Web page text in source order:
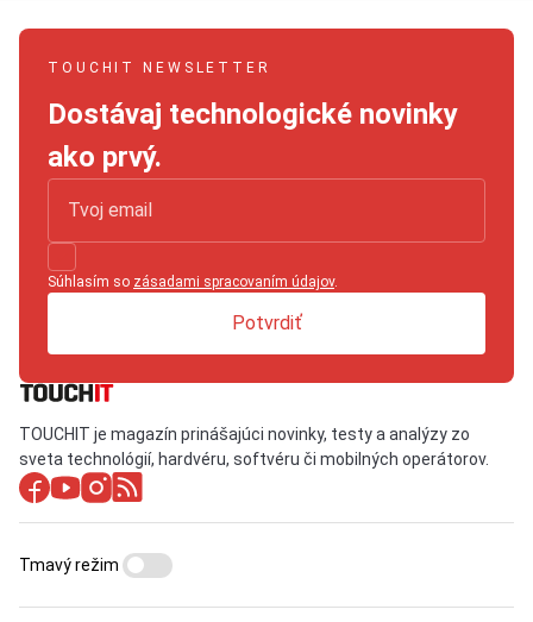
TOUCHIT NEWSLETTER
Dostávaj technologické novinky
ako prvý.
Súhlasím so zásadami spracovaním údajov.
Potvrdiť
TOUCHIT je magazín prinášajúci novinky, testy a analýzy zo
sveta technológií, hardvéru, softvéru či mobilných operátorov.
Tmavý režim